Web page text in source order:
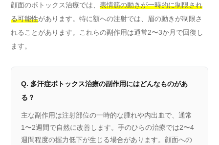
顔面のボトックス治療では、 表情筋の動きが一時的に制限され
る可能性があります。特に額への注射では、眉の動きが制限さ
れることがあります。これらの副作用は通常2〜3か月で回復し
ます。
Q. 多汗症ボトックス治療の副作用にはどんなものがあ
る？
主な副作用は注射部位の一時的な腫れや内出血で、通常
1〜2週間で自然に改善します。手のひらの治療では2〜4
週間程度の握力低下が生じる場合があります。顔面への